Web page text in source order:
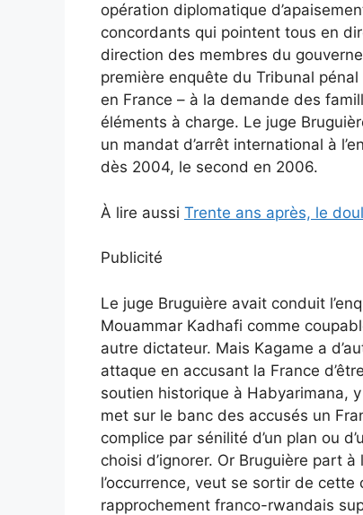
opération diplomatique
concordants qui pointent tous en
direction des membres du
première enquête du Tribunal
en France – à la demande des
éléments à charge. Le juge
un mandat d’arrêt international à
dès 2004, le second en 2006.
À lire aussi Trente ans après, le
Publicité
Le juge Bruguière avait conduit
Mouammar Kadhafi comme
autre dictateur. Mais Kagame a
attaque en accusant la France
soutien historique à Habyarimana,
met sur le banc des accusés un
complice par sénilité d’un plan ou
choisi d’ignorer. Or Bruguière part
l’occurrence, veut se sortir de
rapprochement franco-rwandais